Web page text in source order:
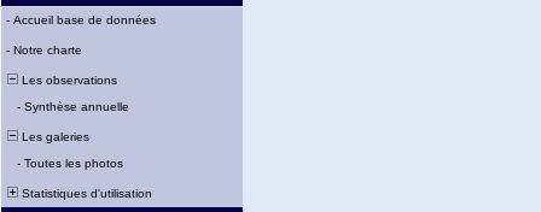
- Accueil base de données
- Notre charte
Les observations
- Synthèse annuelle
Les galeries
- Toutes les photos
Statistiques d'utilisation